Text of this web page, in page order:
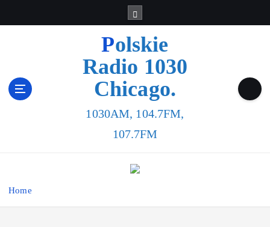
Polskie
Radio 1030
Chicago.
1030AM, 104.7FM,
107.7FM
Home